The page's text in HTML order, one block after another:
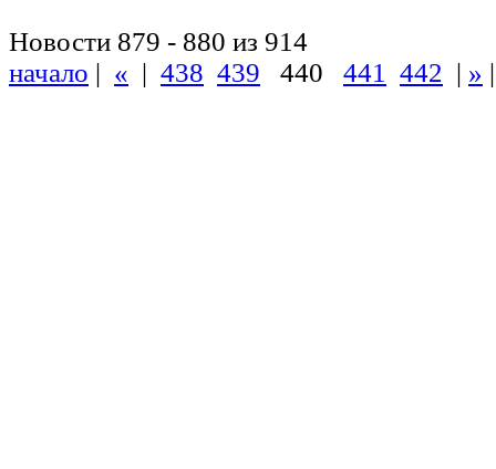
Новости 879 - 880 из 914
начало | « | 438 439 440 441 442 | »